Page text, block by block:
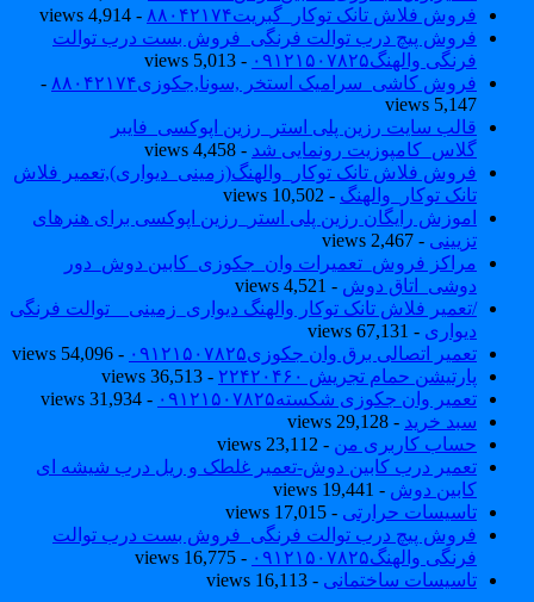
فروش فلاش تانک توکار_گبریت۸۸۰۴۲۱۷۴
- 4,914 views
فروش پیچ درب توالت فرنگی_فروش بست درب توالت
فرنگی والهنگ۰۹۱۲۱۵۰۷۸۲۵
- 5,013 views
فروش کاشی_سرامیک استخر ,سونا,جکوزی۸۸۰۴۲۱۷۴
-
5,147 views
قالب سایت رزین پلی استر_رزین اپوکسی_فایبر
گلاس_کامپوزیت رونمایی شد- 4,458 views
فروش فلاش تانک توکار_والهنگ(زمینی_دیواری),تعمیر فلاش
تانک توکار_والهنگ- 10,502 views
اموزش رایگان رزین پلی استر_رزین اپوکسی برای هنرهای
تزیینی- 2,467 views
مراکز فروش_تعمیرات وان_جکوزی_کابین دوش_دور
دوشی_اتاق دوش- 4,521 views
/تعمیر فلاش تانک توکار والهنگ دیواری_زمینی _ توالت فرنگی
دیواری - 67,131 views
تعمیر اتصالی برق وان جکوزی۰۹۱۲۱۵۰۷۸۲۵
- 54,096 views
پارتیشن حمام تجریش ۲۲۴۲۰۴۶۰
- 36,513 views
تعمیر وان جکوزی شکسته۰۹۱۲۱۵۰۷۸۲۵
- 31,934 views
سبد خرید - 29,128 views
حساب کاربری من- 23,112 views
تعمیر درب کابین دوش-تعمیر غلطک و ریل درب شیشه ای
کابین دوش- 19,441 views
تاسیسات حرارتی- 17,015 views
فروش پیچ درب توالت فرنگی_فروش بست درب توالت
فرنگی والهنگ۰۹۱۲۱۵۰۷۸۲۵
- 16,775 views
تاسیسات ساختمانی- 16,113 views